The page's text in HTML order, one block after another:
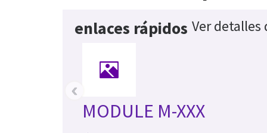
enlaces rápidos Ver
MODULE M-XXX
‹